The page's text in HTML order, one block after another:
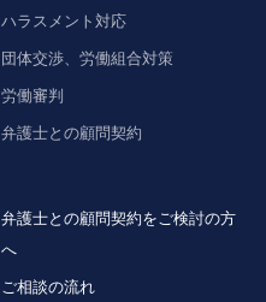
ハラスメント対応
団体交渉、労働組合対策
労働審判
弁護士との顧問契約
弁護士との顧問契約をご検討の方
へ
ご相談の流れ